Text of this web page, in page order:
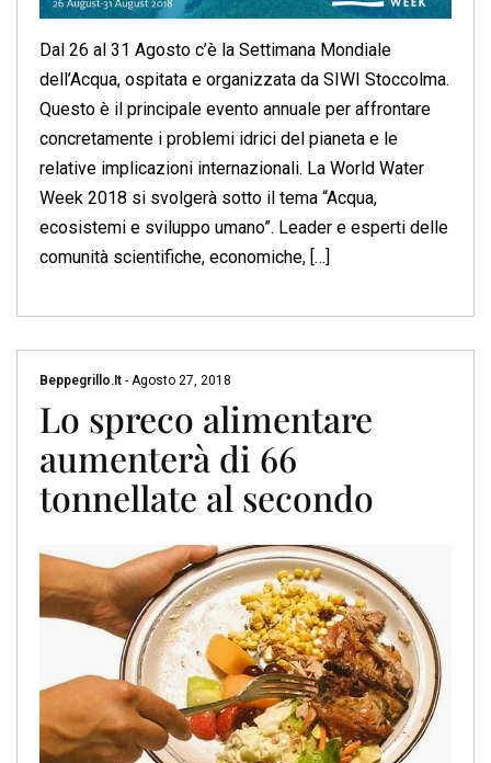
Dal 26 al 31 Agosto c’è la Settimana Mondiale
dell’Acqua, ospitata e organizzata da SIWI Stoccolma.
Questo è il principale evento annuale per affrontare
concretamente i problemi idrici del pianeta e le
relative implicazioni internazionali. La World Water
Week 2018 si svolgerà sotto il tema “Acqua,
ecosistemi e sviluppo umano”. Leader e esperti delle
comunità scientifiche, economiche, […]
Beppegrillo.it - Agosto 27, 2018
Lo spreco alimentare
aumenterà di 66
tonnellate al secondo